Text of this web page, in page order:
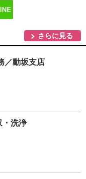
さらに見る
／動坂支店
・洗浄